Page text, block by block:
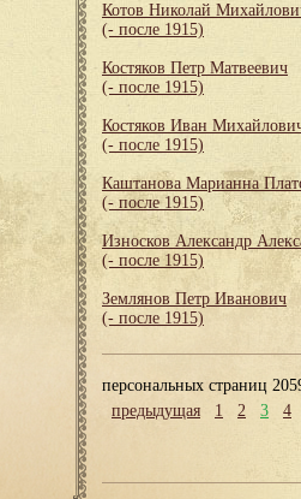
Котов Николай
(- после 1915)
Костяков Петр Матвеевич
(- после 1915)
Костяков Иван
(- после 1915)
Каштанова Марианна
(- после 1915)
Износков Александр
(- после 1915)
Землянов Петр Иванович
(- после 1915)
персональных страниц
предыдущая
1 2 3 4